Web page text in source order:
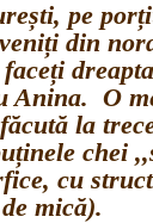
pe
din
Anina. O
la
chei
cu
mică).